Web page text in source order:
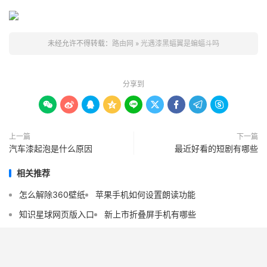
未经允许不得转载： 路由网 » 光遇漆黑蝠翼是蝙蝠斗吗
分享到
        
上一篇
汽车漆起泡是什么原因
下一篇
最近好看的短剧有哪些
相关推荐
怎么解除360壁纸
苹果手机如何设置朗读功能
知识星球网页版入口
新上市折叠屏手机有哪些